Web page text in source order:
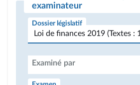
examinateur
Dossier législatif
Examiné par